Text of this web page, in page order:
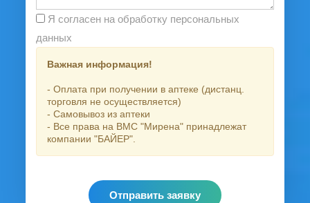
данных
Важная информация!
- Оплата при получении в аптеке (дистанц.
торговля не осуществляется)
- Самовывоз из аптеки
- Все права на ВМС "Мирена" принадлежат
компании "БАЙЕР".
Отправить заявку